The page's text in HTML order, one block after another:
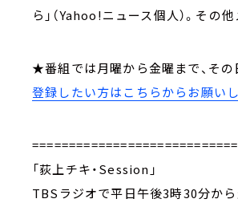
ら」（Yahoo!ニュース個人）。その
★番組では月曜から金曜まで、そ
登録したい方はこちらからお願い
「荻上チキ・Session」
TBSラジオで平日午後3時30分から